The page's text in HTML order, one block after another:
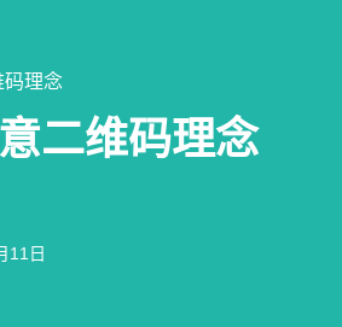
码理念
二维码理念
11日